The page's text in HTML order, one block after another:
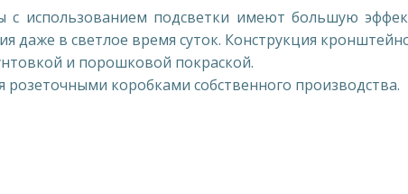
использованием подсветки имеют большую
даже в светлое время суток. Конструкция
и порошковой покраской.
коробками собственного производства.